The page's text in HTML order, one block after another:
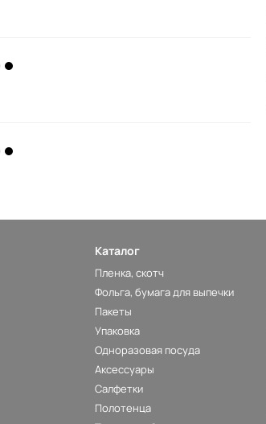
Каталог
Пленка, скотч
Фольга, бумага для выпечки
Пакеты
Упаковка
Одноразовая посуда
Аксессуары
Салфетки
Полотенца